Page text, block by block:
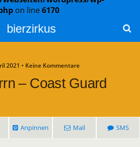
on line6170
bierzirkus
2021 • Keine Kommentare
– Coast Guard
Anpinnen Mail SMS